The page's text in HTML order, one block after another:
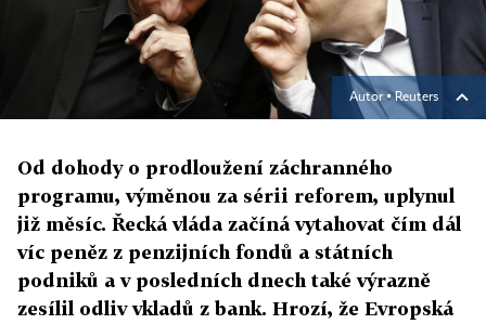
Autor ▪Reuters
Od dohody o prodloužení záchranného
programu, výměnou za sérii reforem, uplynul
již měsíc. Řecká vláda začíná vytahovat čím dál
víc peněz z penzijních fondů a státních
podniků a v posledních dnech také výrazně
zesílil odliv vkladů z bank. Hrozí, že Evropská